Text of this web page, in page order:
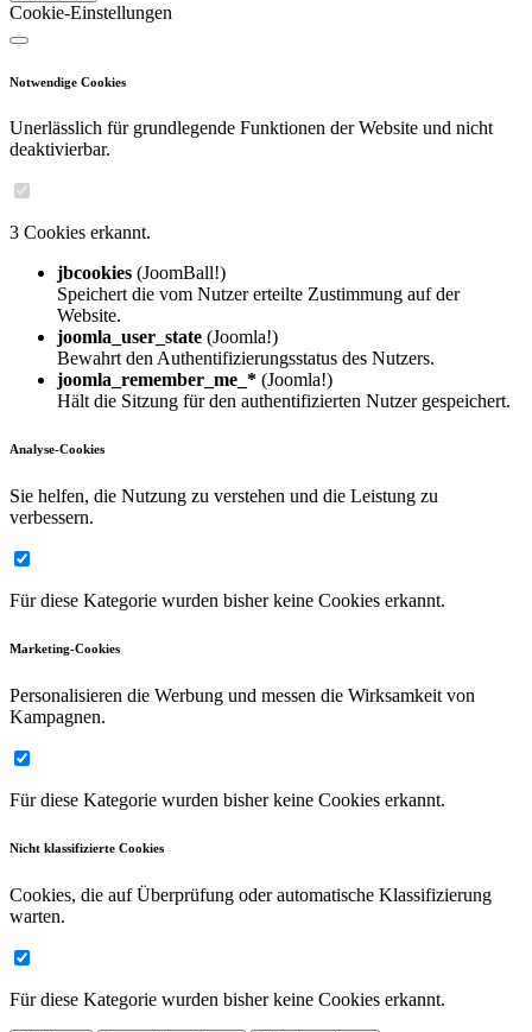
Cookie-Einstellungen
Notwendige Cookies
Unerlässlich für grundlegende Funktionen der Website und nicht
deaktivierbar.
3 Cookies erkannt.
jbcookies (JoomBall!)
Speichert die vom Nutzer erteilte Zustimmung auf der
Website.
joomla_user_state (Joomla!)
Bewahrt den Authentifizierungsstatus des Nutzers.
joomla_remember_me_* (Joomla!)
Hält die Sitzung für den authentifizierten Nutzer gespeichert.
Analyse-Cookies
Sie helfen, die Nutzung zu verstehen und die Leistung zu
verbessern.
Für diese Kategorie wurden bisher keine Cookies erkannt.
Marketing-Cookies
Personalisieren die Werbung und messen die Wirksamkeit von
Kampagnen.
Für diese Kategorie wurden bisher keine Cookies erkannt.
Nicht klassifizierte Cookies
Cookies, die auf Überprüfung oder automatische Klassifizierung
warten.
Für diese Kategorie wurden bisher keine Cookies erkannt.